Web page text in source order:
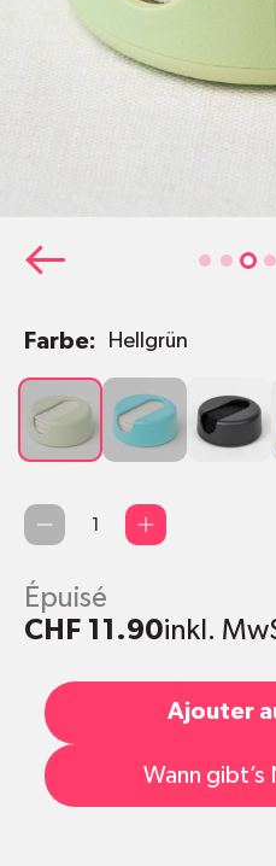
Farbe: Hellgrün
HellgrünTürkis Schwarz
Quantité
Épuisé
CHF 11.90inkl.
Ajouter
Wann gibt’s